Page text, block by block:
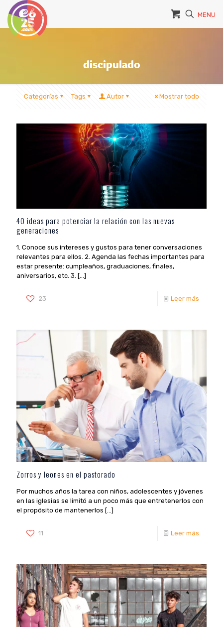
MENU
discipulado
Categorías Tags Autor Mostrar todo
40 ideas para potenciar la relación con las nuevas
generaciones
1. Conoce sus intereses y gustos para tener conversaciones
relevantes para ellos. 2. Agenda las fechas importantes para
estar presente: cumpleaños, graduaciones, finales,
aniversarios, etc. 3. […]
23 Leer más
Zorros y leones en el pastorado
Por muchos años la tarea con niños, adolescentes y jóvenes
en las iglesias se limitó a un poco más que entretenerlos con
el propósito de mantenerlos […]
11 Leer más